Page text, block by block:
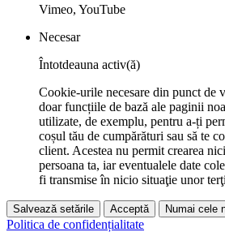
Vimeo, YouTube
Necesar
Întotdeauna activ(ă)
Cookie-urile necesare din punct de
doar funcțiile de bază ale paginii
utilizate, de exemplu, pentru a-ți
coșul tău de cumpărături sau să te
client. Acestea nu permit crearea
persoana ta, iar eventualele date
fi transmise în nicio situaţie unor
Salvează setările Acceptă Numai cele
Politica de confidențialitate